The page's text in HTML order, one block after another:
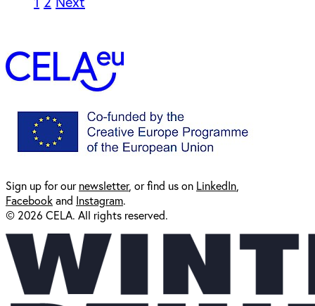
Sign up for ournewsletter, or find us on LinkedIn
Facebookand Instagram.
© 2026 CELA. All rights reserved.